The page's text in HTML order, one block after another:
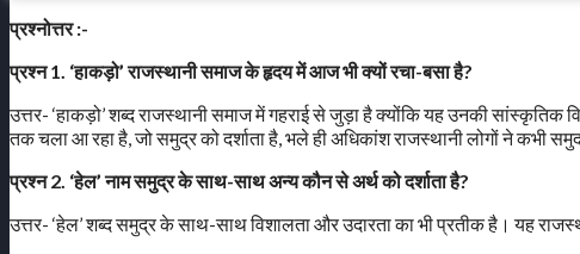
प्रश्नोत्तर :-
प्रश्न 1. ‘हाकड़ो’ राजस्थानी समाज के हृदय में आज भी क्यों रचा-बसा है?
उत्तर- ‘हाकड़ो’ शब्द राजस्थानी समाज में गहराई से जुड़ा है क्योंकि यह उनकी सांस्कृतिक
तक चला आ रहा है, जो समुद्र को दर्शाता है, भले ही अधिकांश राजस्थानी लोगों ने कभी
प्रश्न 2. ‘हेल’ नाम समुद्र के साथ-साथ अन्य कौन से अर्थ को दर्शाता है?
उत्तर- ‘हेल’ शब्द समुद्र के साथ-साथ विशालता और उदारता का भी प्रतीक है। यह